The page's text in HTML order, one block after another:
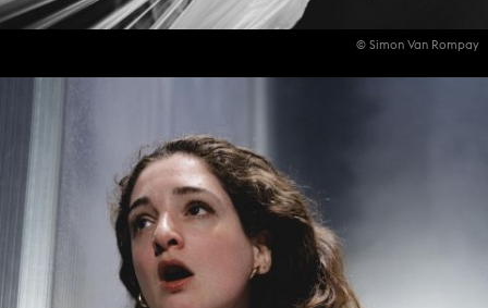
© Simon Van Rompay